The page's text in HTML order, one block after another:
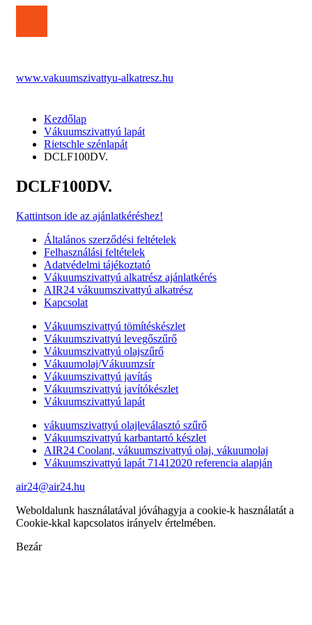
www.vakuumszivattyu-alkatresz.hu
Kezdőlap
Vákuumszivattyú lapát
Rietschle szénlapát
DCLF100DV.
DCLF100DV.
Kattintson ide az ajánlatkéréshez!
Általános szerződési feltételek
Felhasználási feltételek
Adatvédelmi tájékoztató
Vákuumszivattyú alkatrész ajánlatkérés
AIR24 vákuumszivattyú alkatrész
Kapcsolat
Vákuumszivattyú tömítéskészlet
Vákuumszivattyú levegőszűrő
Vákuumszivattyú olajszűrő
Vákuumolaj/Vákuumzsír
Vákuumszivattyú javítás
Vákuumszivattyú javítókészlet
Vákuumszivattyú lapát
vákuumszivattyú olajleválasztó szűrő
Vákuumszivattyú karbantartó készlet
AIR24 Coolant, vákuumszivattyú olaj, vákuumolaj
Vákuumszivattyú lapát 71412020 referencia alapján
air24@air24.hu
Weboldalunk használatával jóváhagyja a cookie-k használatát a
Cookie-kkal kapcsolatos irányelv értelmében.
Bezár